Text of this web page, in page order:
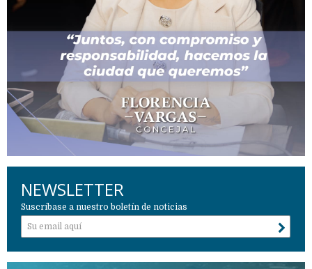
NEWSLETTER
Suscríbase a nuestro boletín de noticias